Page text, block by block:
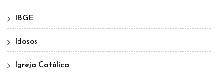
IBGE
Idosos
Igreja Católica